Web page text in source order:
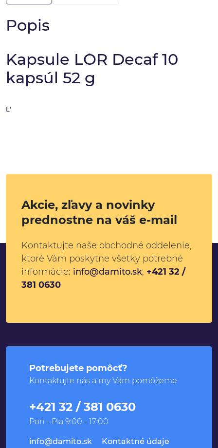
Popis
Kapsule L´OR Decaf 10
kapsúl 52 g
L'
Akcie, zľavy a novinky
prednostne na váš e-mail
Kontaktujte naše obchodné oddelenie,
ktoré Vám poskytne všetky potrebné
informácie: info@damito.sk, +421 32 /
381 0630
Potrebujete pomôcť?
Kontaktujte nás a my Vám pomôžeme
+421 32 / 381 0630
Pon - Pia 9:00 - 17:00
info@damito.sk Kontaktné údaje